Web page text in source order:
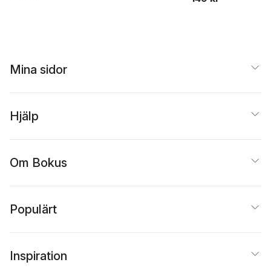
Mina sidor
Hjälp
Om Bokus
Populärt
Inspiration